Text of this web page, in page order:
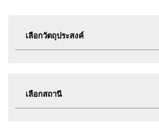
เลือกวัตถุประสงค์
เลือกสถานี